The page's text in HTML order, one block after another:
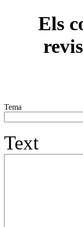
Els
Tema
Text